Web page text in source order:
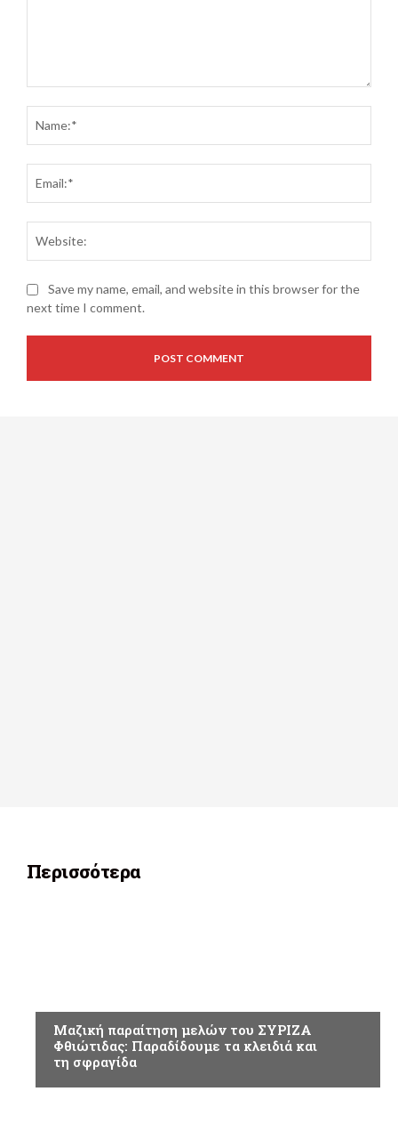
Save my name, email, and website in this browser for the
next time I comment.
Περισσότερα
Μαζική παραίτηση μελών του ΣΥΡΙΖΑ
Φθιώτιδας: Παραδίδουμε τα κλειδιά και
τη σφραγίδα